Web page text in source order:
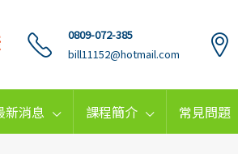
0809-072-385
bill11152@hotmail.com
新消息 課程簡介 常見問題